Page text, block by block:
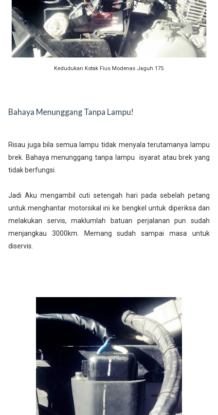
Kedudukan Kotak Fius Modenas Jaguh 175
Bahaya Menunggang Tanpa Lampu!
Risau juga bila semua lampu tidak menyala terutamanya lampu
brek. Bahaya menunggang tanpa lampu isyarat atau brek yang
tidak berfungsi.
Jadi Aku mengambil cuti setengah hari pada sebelah petang
untuk menghantar motorsikal ini ke bengkel untuk diperiksa dan
melakukan servis, maklumlah batuan perjalanan pun sudah
menjangkau 3000km. Memang sudah sampai masa untuk
diservis.